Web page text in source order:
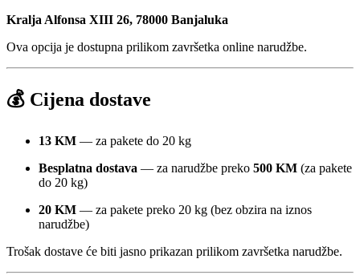
Kralja Alfonsa XIII 26, 78000 Banjaluka
Ova opcija je dostupna prilikom završetka online narudžbe.
💰 Cijena dostave
13 KM — za pakete do 20 kg
Besplatna dostava — za narudžbe preko 500 KM (za pakete
do 20 kg)
20 KM — za pakete preko 20 kg (bez obzira na iznos
narudžbe)
Trošak dostave će biti jasno prikazan prilikom završetka narudžbe.